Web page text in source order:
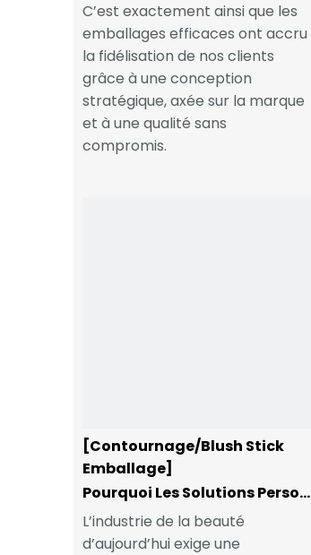
C’est exactement ainsi que les
emballages efficaces ont accru
la fidélisation de nos clients
grâce à une conception
stratégique, axée sur la marque
et à une qualité sans
compromis.
[Contournage/Blush Stick
Emballage]
Pourquoi Les Solutions Personnalisées Sont Idéales Pour Des Produits De Beauté Uniques
L’industrie de la beauté
d’aujourd’hui exige une